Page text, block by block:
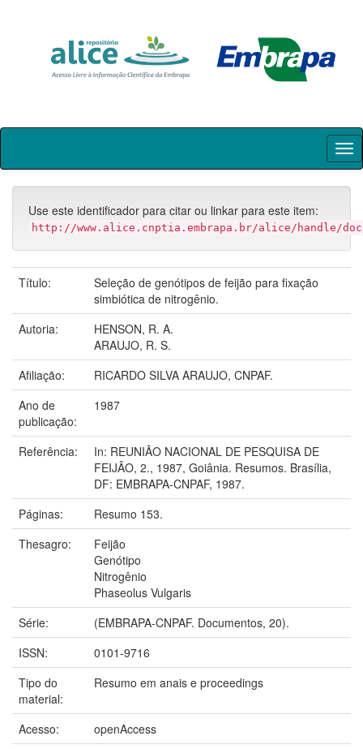
Skip
Use este identificador para citar ou linkar para este item:
http://www.alice.cnptia.embrapa.br/alice/handle/
Título:
Seleção de genótipos de feijão para fixação
simbiótica de nitrogênio.
Autoria:
HENSON, R. A.
ARAUJO, R. S.
Afiliação:
RICARDO SILVA ARAUJO, CNPAF.
Ano de
publicação:
1987
Referência:
In: REUNIÃO NACIONAL DE PESQUISA DE
FEIJÂO, 2., 1987, Goiânia. Resumos. Brasília,
DF: EMBRAPA-CNPAF, 1987.
Páginas:
Resumo 153.
Thesagro:
Feijão
Genótipo
Nitrogênio
Phaseolus Vulgaris
Série:
(EMBRAPA-CNPAF. Documentos, 20).
ISSN:
0101-9716
Tipo do
material:
Resumo em anais e proceedings
Acesso:
openAccess